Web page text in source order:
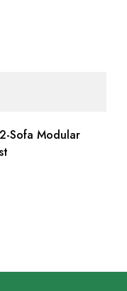
Sofa Modular